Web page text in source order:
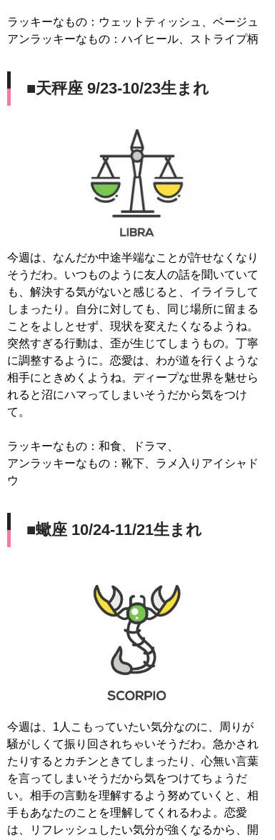
ラッキーなもの：ウェットティッシュ、ベージュ
アンラッキーなもの：ハイヒール、ストライプ柄
■天秤座 9/23-10/23生まれ
今週は、なんだか中途半端なことが許せなくなり
そうだわ。いつものように友人の話を聞いていて
も、解決する気がないと感じると、イライラして
しまったり。自分に対しても、同じ場所に留まる
ことをよしとせず、現状を変えたくなるようね。
突然すぎる行動は、歪が生じてしまうもの。丁寧
に調整するように。恋愛は、わが道を行くような
相手にときめくようね。ディープな世界を魅せら
れると沼にハマってしまいそうだから気をつけ
て。
ラッキーなもの：和食、ドラマ、
アンラッキーなもの：靴下、ラメ入りアイシャド
ウ
■蠍座 10/24-11/21生まれ
今週は、1人こもっていたい気分なのに、周りが
騒がしくて振り回されちゃいそうだわ。急かされ
たりするとカチンときてしまったり、心無い言葉
を言ってしまいそうだから気をつけてちょうだ
い。相手の言動を理解するよう努めていくと、相
手もあなたのことを理解してくれるわよ。恋愛
は、リフレッシュしたい気分が強くなるから、開